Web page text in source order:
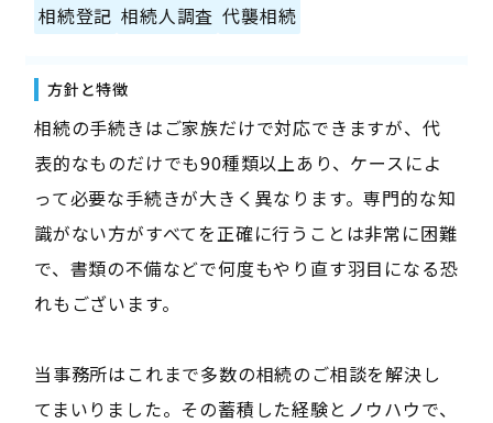
相続登記 相続人調査 代襲相続
方針と特徴
相続の手続きはご家族だけで対応できますが、代
表的なものだけでも90種類以上あり、ケースによ
って必要な手続きが大きく異なります。専門的な知
識がない方がすべてを正確に行うことは非常に困難
で、書類の不備などで何度もやり直す羽目になる恐
れもございます。
当事務所はこれまで多数の相続のご相談を解決し
てまいりました。その蓄積した経験とノウハウで、